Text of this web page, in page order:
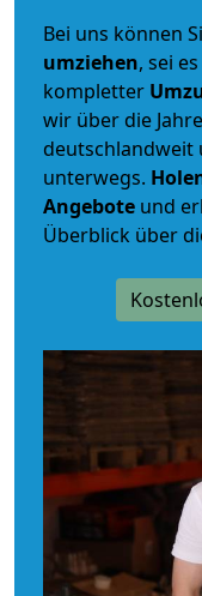
Bei uns können
umziehen, sei
kompletter
wir über die
deutschlandweit
unterwegs.
Angebote und
Überblick über